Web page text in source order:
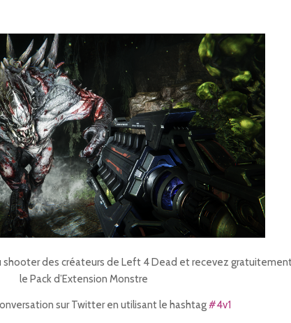
shooter des créateurs de Left 4 Dead et recevez
le Pack d’Extension Monstre
sur Twitter en utilisant le hashtag#4v1